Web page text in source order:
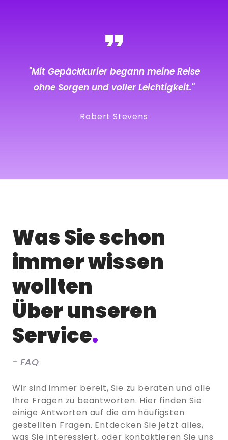
"Mit Gepäckkurier begann meine Reise
ohne Sorgen und voller Leichtigkeit."
Robert Stevens
Was Sie schon
immer wissen
wollten
Über unseren
Service.
- FAQ
Wir sind immer bereit, Sie zu beraten und alle
Ihre Fragen zu beantworten. Hier finden Sie
einige Antworten auf die am häufigsten
gestellten Fragen. Entdecken Sie jetzt alles,
was Sie interessiert, oder kontaktieren Sie uns